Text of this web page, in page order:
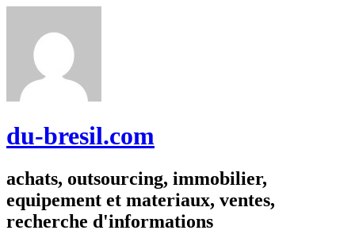
du-bresil.com
achats, outsourcing, immobilier,
equipement et materiaux, ventes,
recherche d'informations